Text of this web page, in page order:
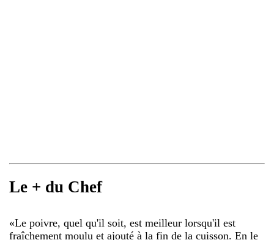
Le + du Chef
«Le poivre, quel qu'il soit, est meilleur lorsqu'il est
fraîchement moulu et ajouté à la fin de la cuisson. En le